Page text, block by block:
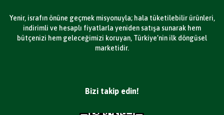
Yenir, israfın önüne geçmek misyonuyla; hala tüketilebilir ürünleri,
indirimli ve hesaplı fiyatlarla yeniden satışa sunarak hem
bütçenizi hem geleceğimizi koruyan, Türkiye’nin ilk döngüsel
marketidir.
Bizi takip edin!